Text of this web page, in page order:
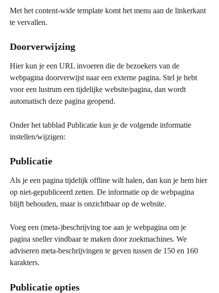
Met het content-wide template komt het menu aan de linkerkant
te vervallen.
Doorverwijzing
Hier kun je een URL invoeren die de bezoekers van de
webpagina doorverwijst naar een externe pagina. Stel je hebt
voor een lustrum een tijdelijke website/pagina, dan wordt
automatisch deze pagina geopend.
Onder het tabblad Publicatie kun je de volgende informatie
instellen/wijzigen:
Publicatie
Als je een pagina tijdelijk offline wilt halen, dan kun je hem hier
op niet-gepubliceerd zetten. De informatie op de webpagina
blijft behouden, maar is onzichtbaar op de website.
Voeg een (meta-)beschrijving toe aan je webpagina om je
pagina sneller vindbaar te maken door zoekmachines. We
adviseren meta-beschrijvingen te geven tussen de 150 en 160
karakters.
Publicatie opties